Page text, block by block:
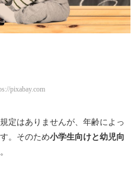
pixabay.com
定はありませんが、年齢によっ
。そのため小学生向けと幼児向